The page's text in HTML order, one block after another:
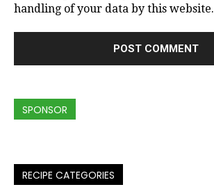
handling of your data by this website.
SPONSOR
RECIPE CATEGORIES